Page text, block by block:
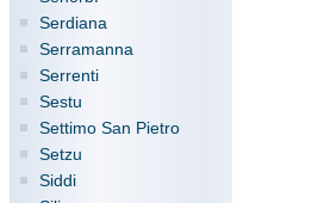
Serdiana
Serramanna
Serrenti
Sestu
Settimo San Pietro
Setzu
Siddi